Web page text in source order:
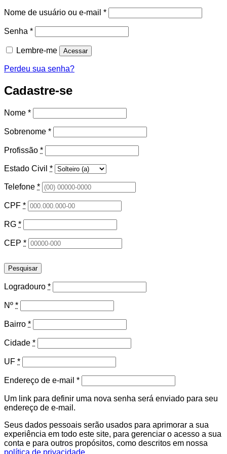
Nome de usuário ou e-mail *Obrigatório
Senha *Obrigatório
Lembre-me Acessar
Perdeu sua senha?
Cadastre-se
Nome *
Sobrenome *
Profissão *
Estado Civil *
Telefone *
CPF *
RG *
CEP *
Pesquisar
Logradouro *
Nº *
Bairro *
Cidade *
UF *
Endereço de e-mail *Obrigatório
Um link para definir uma nova senha será enviado para seu
endereço de e-mail.
Seus dados pessoais serão usados para aprimorar a sua
experiência em todo este site, para gerenciar o acesso a sua
conta e para outros propósitos, como descritos em nossa
política de privacidade